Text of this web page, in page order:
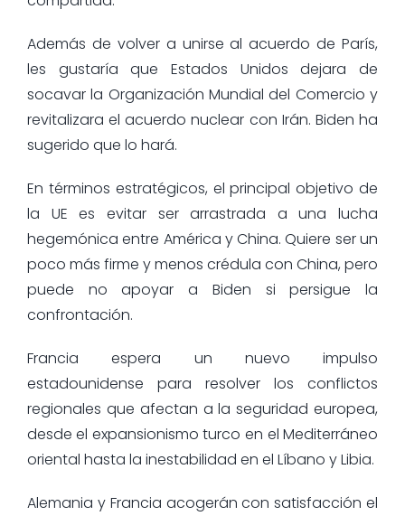
Además de volver a unirse al acuerdo de París,
les gustaría que Estados Unidos dejara de
socavar la Organización Mundial del Comercio y
revitalizara el acuerdo nuclear con Irán. Biden ha
sugerido que lo hará.
En términos estratégicos, el principal objetivo de
la UE es evitar ser arrastrada a una lucha
hegemónica entre América y China. Quiere ser un
poco más firme y menos crédula con China, pero
puede no apoyar a Biden si persigue la
confrontación.
Francia espera un nuevo impulso
estadounidense para resolver los conflictos
regionales que afectan a la seguridad europea,
desde el expansionismo turco en el Mediterráneo
oriental hasta la inestabilidad en el Líbano y Libia.
Alemania y Francia acogerán con satisfacción el